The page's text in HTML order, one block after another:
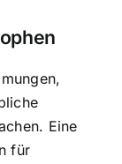
Eine
für